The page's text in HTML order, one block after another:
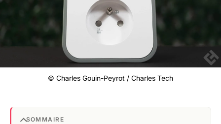
© Charles Gouin-Peyrot / Charles Tech
SOMMAIRE